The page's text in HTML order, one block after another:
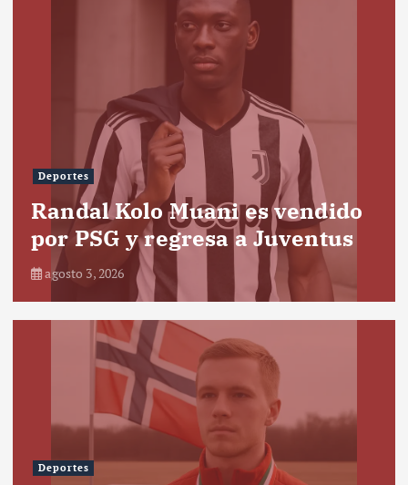
Deportes
Randal Kolo Muani es vendido
por PSG y regresa a Juventus
agosto 3, 2026
Deportes